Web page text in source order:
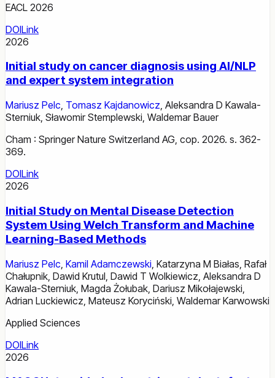
EACL 2026
DOILink
2026
Initial study on cancer diagnosis using AI/NLP
and expert system integration
Mariusz Pelc, Tomasz Kajdanowicz, Aleksandra D Kawala-
Sterniuk, Sławomir Stemplewski, Waldemar Bauer
Cham : Springer Nature Switzerland AG, cop. 2026. s. 362-
369.
DOILink
2026
Initial Study on Mental Disease Detection
System Using Welch Transform and Machine
Learning-Based Methods
Mariusz Pelc Kamil Adamczewski Katarzyna M Białas Rafał
Chałupnik Dawid Krutul Dawid T Wolkiewicz Aleksandra D
Kawala-Sterniuk Magda Żołubak Dariusz Mikołajewski
Adrian Luckiewicz Mateusz Koryciński Waldemar Karwowski
Applied Sciences
DOILink
2026